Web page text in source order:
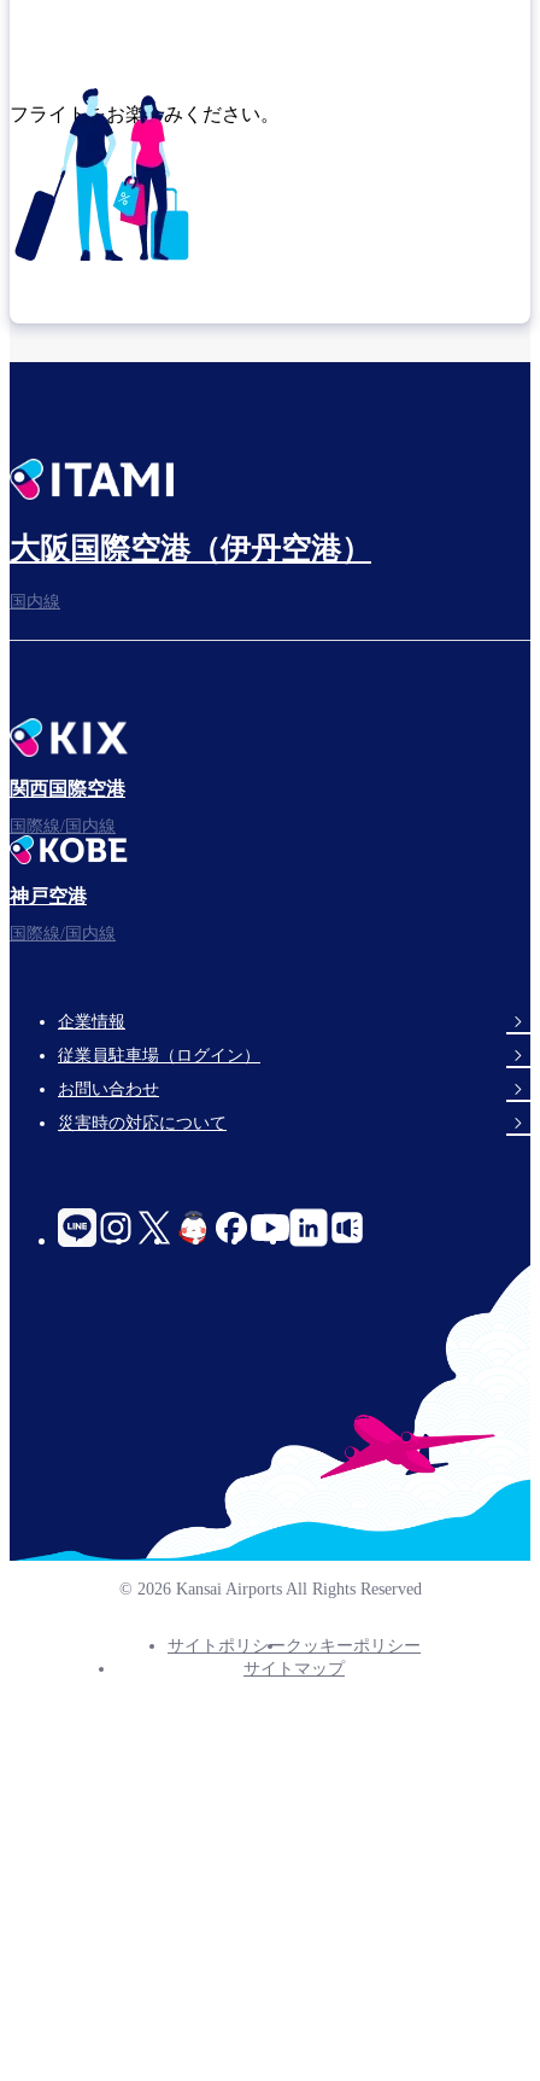
フライトをお楽しみください。
搭乗ゲートへ
フライトをお楽しみください。
大阪国際空港（伊丹空港）
国内線
関西国際空港
国際線/国内線
神戸空港
国際線/国内線
Footer
Links
企業情報
従業員駐車場（ログイン）
お問い合わせ
災害時の対応について
social-
links-
© 2026 Kansai Airports All Rights Reserved
サイトポリシークッキーポリシー
サイトマップ